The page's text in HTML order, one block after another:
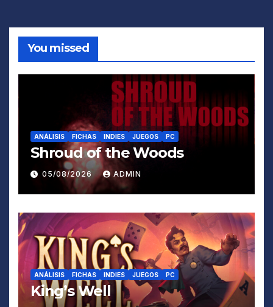
You missed
ANÁLISIS FICHAS INDIES JUEGOS PC
Shroud of the Woods
05/08/2026 ADMIN
ANÁLISIS FICHAS INDIES JUEGOS PC
King’s Well